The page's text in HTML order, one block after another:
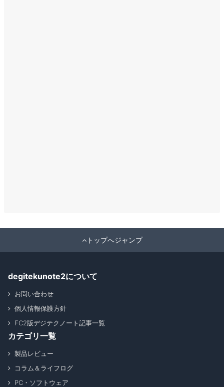
トップへジャンプ
degitekunote2について
お問い合わせ
個人情報保護方針
FC2版デジテクノート記事一覧
カテゴリ一覧
製品レビュー
コラム＆ライフログ
PC・ソフトウェア